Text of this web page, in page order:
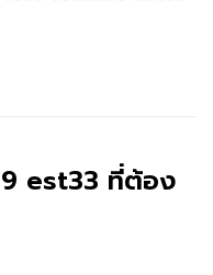
9 est33 ที่ต้อง